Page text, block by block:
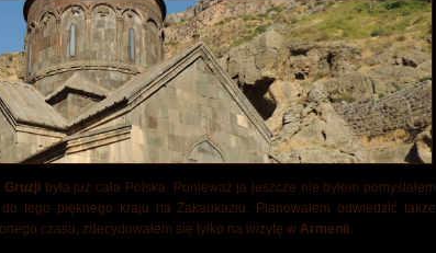
Gruzji była już cała Polska. Ponieważ ja jeszcze nie byłem pomyślałem
tego pięknego kraju na Zakaukaziu. Planowałem odwiedzić także
czasu, zdecydowałem się tylko na wizytę w Armenii.